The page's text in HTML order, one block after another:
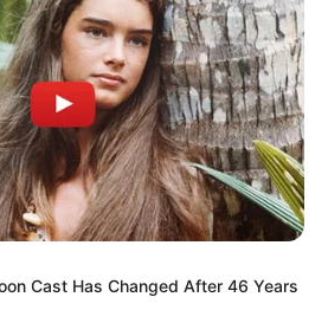
si no se manejan
Cast Has Changed After 46 Years